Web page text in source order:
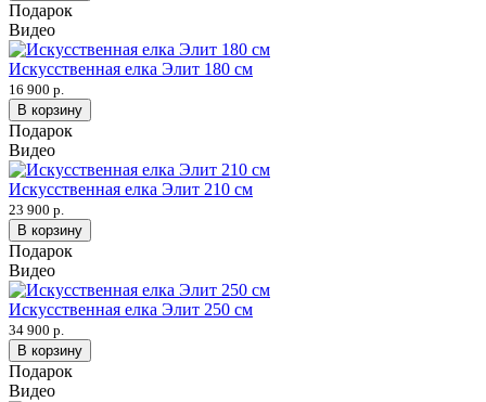
Подарок
Видео
Искусственная елка Элит 180 см
16 900 р.
В корзину
Подарок
Видео
Искусственная елка Элит 210 см
23 900 р.
В корзину
Подарок
Видео
Искусственная елка Элит 250 см
34 900 р.
В корзину
Подарок
Видео